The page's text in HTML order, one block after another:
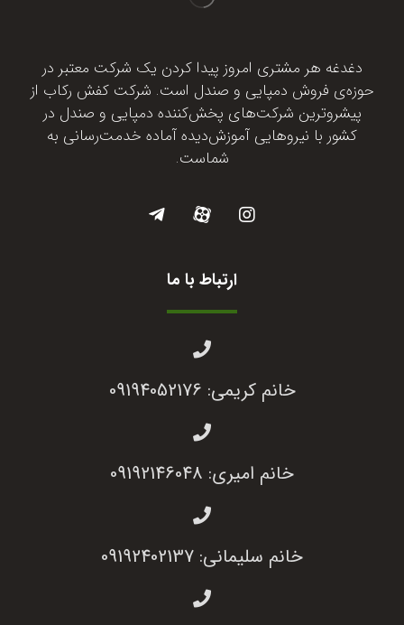
دغدغه هر مشتری امروز پیدا کردن یک شرکت معتبر در
حوزه‌ی فروش دمپایی و صندل است. شرکت کفش رکاب از
پیشروترین شرکت‌های پخش‌کننده دمپایی و صندل در
کشور با نیروهایی آموزش‌دیده آماده خدمت‌رسانی به
شماست.
ارتباط با ما
خانم کریمی: 09194052176
خانم امیری: 09192146048
خانم سلیمانی: 09192402137